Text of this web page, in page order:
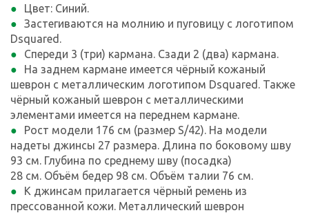
Цвет: Синий.
Застегиваются на молнию и пуговицу с логотипом
Dsquared.
Спереди 3 (три) кармана. Сзади 2 (два) кармана.
На заднем кармане имеется чёрный кожаный
шеврон с металлическим логотипом Dsquared. Также
чёрный кожаный шеврон с металлическими
элементами имеется на переднем кармане.
Рост модели 176 см (размер S/42). На модели
надеты джинсы 27 размера. Длина по боковому шву
93 см. Глубина по среднему шву (посадка)
28 см. Объём бедер 98 см. Объём талии 76 см.
К джинсам прилагается чёрный ремень из
прессованной кожи. Металлический шеврон